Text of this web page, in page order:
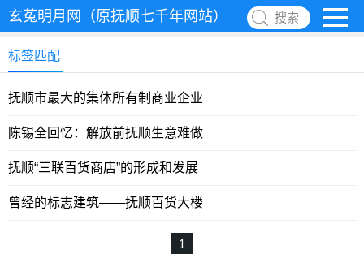
玄菟明月网（原抚顺七千年网站） 搜索
标签匹配
抚顺市最大的集体所有制商业企业
陈锡全回忆：解放前抚顺生意难做
抚顺“三联百货商店”的形成和发展
曾经的标志建筑——抚顺百货大楼
1